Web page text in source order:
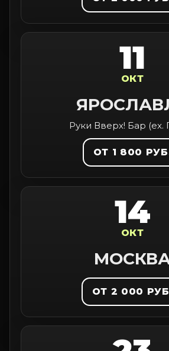
11
ОКТ
Руки Вверх! Бар (ex.
ОТ 1 800
14
ОКТ
ОТ 2 000